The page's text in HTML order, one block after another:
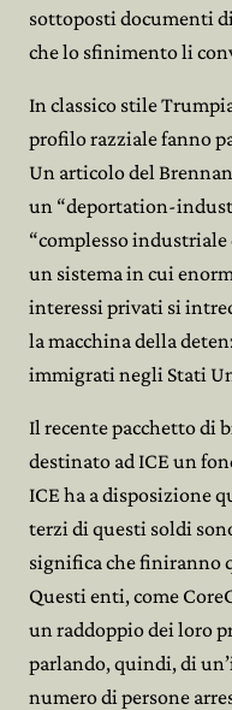
sottoposti documenti
che lo sfinimento li
In classico stile
profilo razziale fanno
Un articolo del
un “deportation-
“complesso
un sistema in cui
interessi privati si
la macchina della
immigrati negli Stati
Il recente pacchetto di
destinato ad ICE un
ICE ha a disposizione
terzi di questi soldi
significa che finiranno
Questi enti, come
un raddoppio dei loro
parlando, quindi, di
numero di persone